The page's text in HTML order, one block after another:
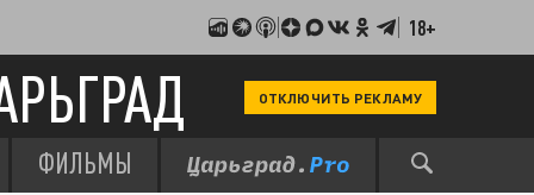
18+
ОТКЛЮЧИТЬ РЕКЛАМУ
ФИЛЬМЫ